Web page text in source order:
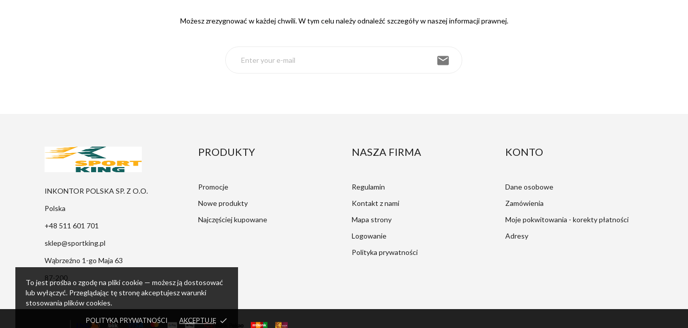
To jest prośba o zgodę na pliki cookie — możesz ją dostosować
lub wyłączyć. Przeglądając tę stronę akceptujesz warunki
stosowania plików cookies.
POLITYKA PRYWATNOŚCI AKCEPTUJĘ done
Możesz zrezygnować w każdej chwili. W tym celu należy odnaleźć szczegóły w naszej informacji prawnej.
email
INKONTOR POLSKA SP. Z O.O.
Polska
+48 511 601 701
sklep@sportking.pl
Wąbrzeźno 1-go Maja 63
87-200
PRODUKTY
Promocje
Nowe produkty
Najczęściej kupowane
NASZA FIRMA
Regulamin
Kontakt z nami
Mapa strony
Logowanie
Polityka prywatności
KONTO
Dane osobowe
Zamówienia
Moje pokwitowania - korekty płatności
Adresy